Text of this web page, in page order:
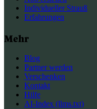
Individueller Strauß
Erfahrungen
Mehr
Blog
Partner werden
Verschenken
Kontakt
Hilfe
AI-Index (llms.txt)